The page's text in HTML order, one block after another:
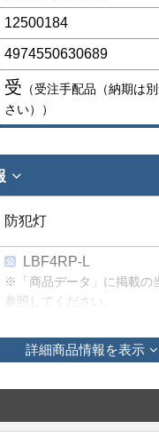
12500184
4974550630689
受 （受注手配品（納期は
さい））
防犯灯
LBF4RP-L
※「商品データ」に掲載の
参照してください。
本体
アルミダイカスト
アクリル焼付塗装
詳細商品情報を表示